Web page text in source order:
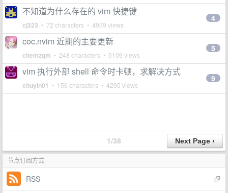
不知道为什么存在的 vim 快捷键
cj323 • 72 characters • 4959 views
4
coc.nvim 近期的主要更新
chemzqm • 248 characters • 5109 views
5
vim 执行外部 shell 命令时卡顿，求解决方式
chuyin01 • 156 characters • 4295 views
9
1/38
节点订阅方式
RSS